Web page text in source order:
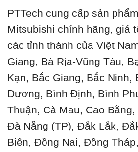
PTTech cung cấp sản
Mitsubishi chính hãng, giá
các tỉnh thành của Việt
Giang, Bà Rịa-Vũng Tàu,
Kạn, Bắc Giang, Bắc Ninh,
Dương, Bình Định, Bình
Thuận, Cà Mau, Cao
Đà Nẵng (TP), Đắk Lắk,
Biên, Đồng Nai, Đồng